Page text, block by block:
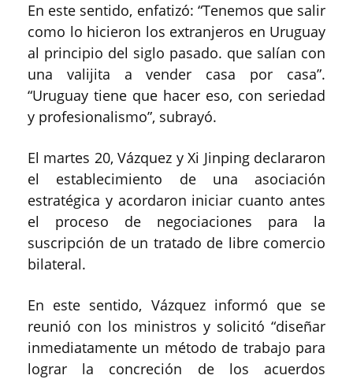
En este sentido, enfatizó: “Tenemos que salir
como lo hicieron los extranjeros en Uruguay
al principio del siglo pasado. que salían con
una valijita a vender casa por casa”.
“Uruguay tiene que hacer eso, con seriedad
y profesionalismo”, subrayó.
El martes 20, Vázquez y Xi Jinping declararon
el establecimiento de una asociación
estratégica y acordaron iniciar cuanto antes
el proceso de negociaciones para la
suscripción de un tratado de libre comercio
bilateral.
En este sentido, Vázquez informó que se
reunió con los ministros y solicitó “diseñar
inmediatamente un método de trabajo para
lograr la concreción de los acuerdos